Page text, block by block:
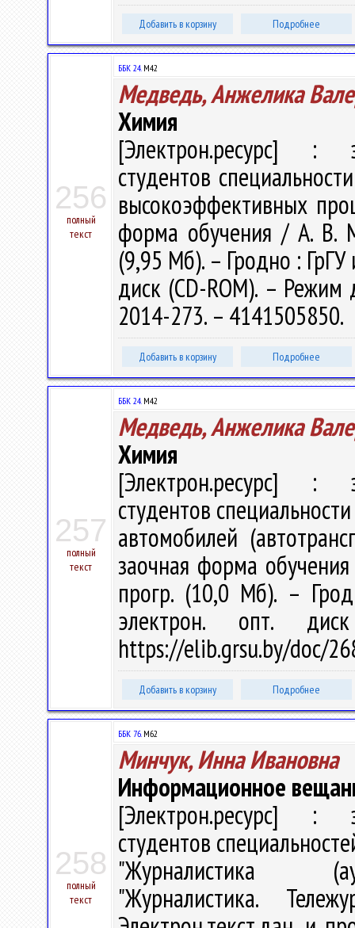
Добавить в корзину Подробнее
256
полный
текст
ББК 24.М42
Медведь, Анжелика
Химия
[Электрон.ресурс] :
студентов
высокоэффективных
форма обучения / А. В.
(9,95 Мб). – Гродно :
диск (CD-ROM). –
2014-273. – 4141505850.
Добавить в корзину Подробнее
257
полный
текст
ББК 24.М42
Медведь, Анжелика
Химия
[Электрон.ресурс] :
студентов
автомобилей
заочная форма
прогр. (10,0 Мб). –
электрон. опт.
https://elib.grsu.by/doc/
Добавить в корзину Подробнее
258
полный
текст
ББК 76.М62
Минчук, Инна Ивановна
Информационное
[Электрон.ресурс] :
студентов
"Журналистика
"Журналистика.